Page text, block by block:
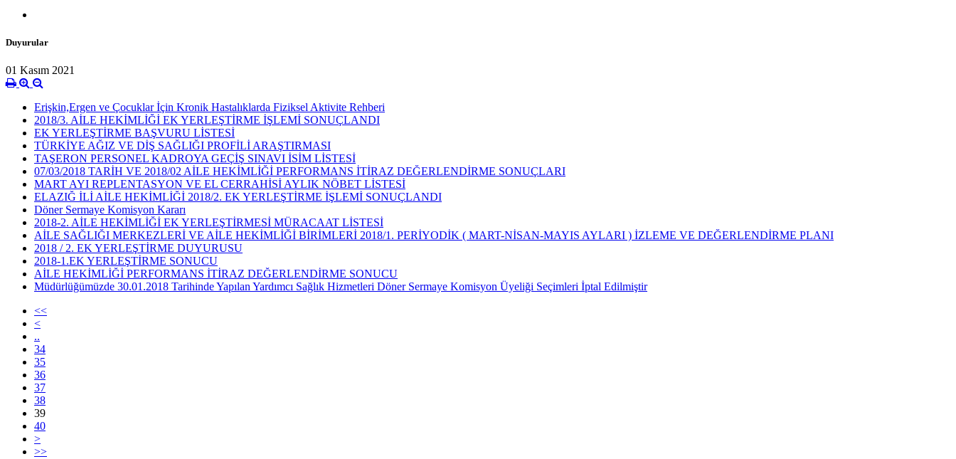
Duyurular
01 Kasım 2021
Erişkin,Ergen ve Çocuklar İçin Kronik Hastalıklarda Fiziksel Aktivite Rehberi
2018/3. AİLE HEKİMLİĞİ EK YERLEŞTİRME İŞLEMİ SONUÇLANDI
EK YERLEŞTİRME BAŞVURU LİSTESİ
TÜRKİYE AĞIZ VE DİŞ SAĞLIĞI PROFİLİ ARAŞTIRMASI
TAŞERON PERSONEL KADROYA GEÇİŞ SINAVI İSİM LİSTESİ
07/03/2018 TARİH VE 2018/02 AİLE HEKİMLİĞİ PERFORMANS İTİRAZ DEĞERLENDİRME SONUÇLARI
MART AYI REPLENTASYON VE EL CERRAHİSİ AYLIK NÖBET LİSTESİ
ELAZIĞ İLİ AİLE HEKİMLİĞİ 2018/2. EK YERLEŞTİRME İŞLEMİ SONUÇLANDI
Döner Sermaye Komisyon Kararı
2018-2. AİLE HEKİMLİĞİ EK YERLEŞTİRMESİ MÜRACAAT LİSTESİ
AİLE SAĞLIĞI MERKEZLERİ VE AİLE HEKİMLİĞİ BİRİMLERİ 2018/1. PERİYODİK ( MART-NİSAN-MAYIS AYLARI ) İZLEME VE DEĞERLENDİRME PLANI
2018 / 2. EK YERLEŞTİRME DUYURUSU
2018-1.EK YERLEŞTİRME SONUCU
AİLE HEKİMLİĞİ PERFORMANS İTİRAZ DEĞERLENDİRME SONUCU
Müdürlüğümüzde 30.01.2018 Tarihinde Yapılan Yardımcı Sağlık Hizmetleri Döner Sermaye Komisyon Üyeliği Seçimleri İptal Edilmiştir
<<
<
..
34
35
36
37
38
39
40
>
>>